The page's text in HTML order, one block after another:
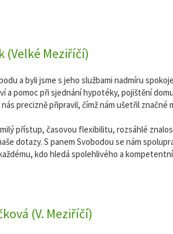
(Velké Meziříčí)
a byli jsme s jeho službami nadmíru
a pomoc při sjednání hypotéky, pojištění
precizně připravil, čímž nám ušetřil značné
přístup, časovou flexibilitu, rozsáhlé
dotazy. S panem Svobodou se nám
kdo hledá spolehlivého a
(V. Meziříčí)